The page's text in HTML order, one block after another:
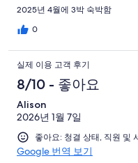
2025년 4월에 3박 숙박함
0
실제 이용 고객 후기
8/10 - 좋아요
Alison
2026년 1월 7일
좋아요: 청결 상태, 직원 및
Google 번역 보기